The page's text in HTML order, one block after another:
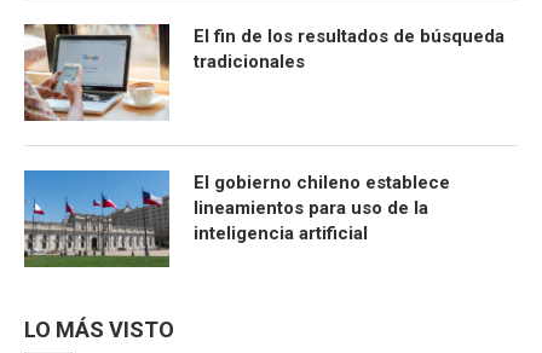
El fin de los resultados de búsqueda
tradicionales
El gobierno chileno establece
lineamientos para uso de la
inteligencia artificial
LO MÁS VISTO